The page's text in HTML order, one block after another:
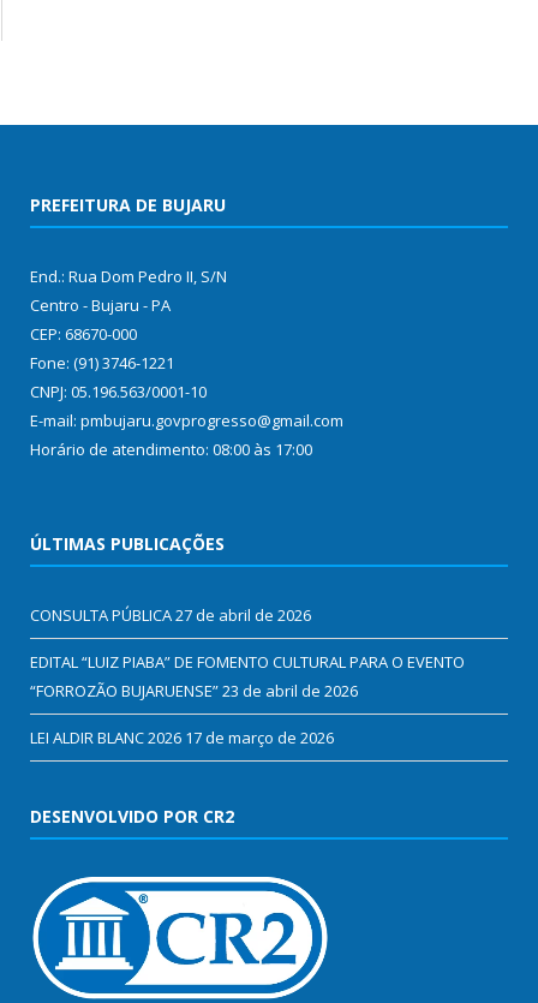
PREFEITURA DE BUJARU
End.: Rua Dom Pedro II, S/N
Centro - Bujaru - PA
CEP: 68670-000
Fone: (91) 3746-1221
CNPJ: 05.196.563/0001-10
E-mail: pmbujaru.govprogresso@gmail.com
Horário de atendimento: 08:00 às 17:00
ÚLTIMAS PUBLICAÇÕES
CONSULTA PÚBLICA27 de abril de 2026
EDITAL “LUIZ PIABA” DE FOMENTO CULTURAL PARA O EVENTO
“FORROZÃO BUJARUENSE”23 de abril de 2026
LEI ALDIR BLANC 2026 17 de março de 2026
DESENVOLVIDO POR CR2